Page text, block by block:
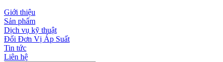
Giới thiệu
Sản phẩm
Dịch vụ kỹ thuật
Đổi Đơn Vị Áp Suất
Tin tức
Liên hệ